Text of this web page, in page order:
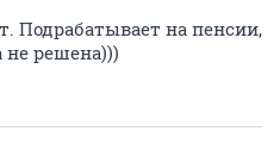
Подрабатывает на пенсии,
решена)))